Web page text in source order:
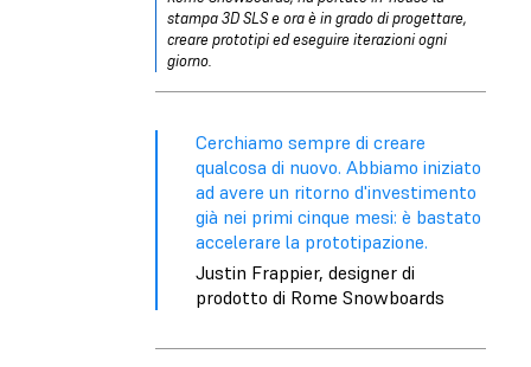
stampa 3D SLS e ora è in grado di progettare,
creare prototipi ed eseguire iterazioni ogni
giorno.
Cerchiamo sempre di creare
qualcosa di nuovo. Abbiamo iniziato
ad avere un ritorno d'investimento
già nei primi cinque mesi: è bastato
accelerare la prototipazione.
Justin Frappier, designer di
prodotto di Rome Snowboards